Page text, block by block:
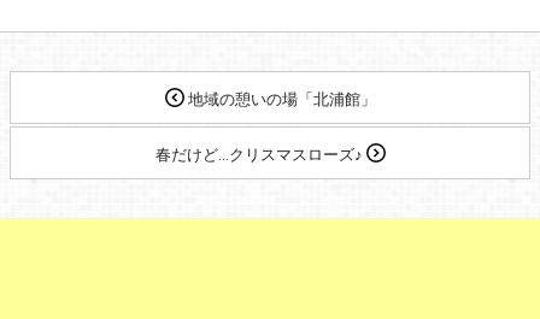
地域の憩いの場「北浦館」
春だけど…クリスマスローズ♪